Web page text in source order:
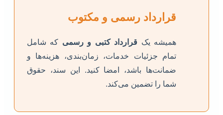
قرارداد رسمی و مکتوب
همیشه یک قرارداد کتبی و رسمی که شامل
تمام جزئیات خدمات، زمان‌بندی، هزینه‌ها و
ضمانت‌ها باشد، امضا کنید. این سند، حقوق
شما را تضمین می‌کند.